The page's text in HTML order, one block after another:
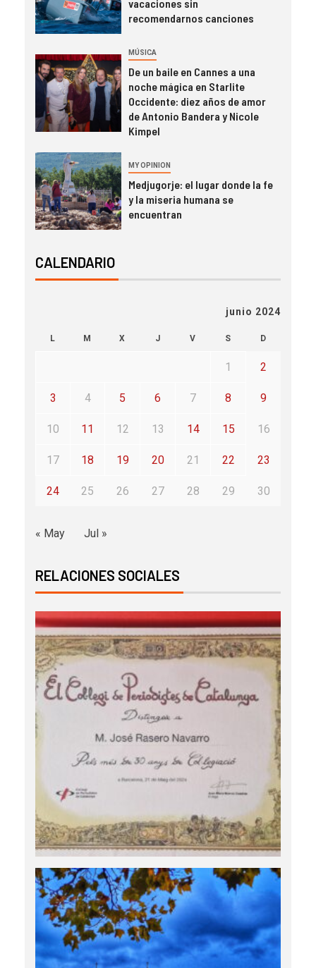
vacaciones sin
recomendarnos canciones
MÚSICA
De un baile en Cannes a una
noche mágica en Starlite
Occidente: diez años de amor
de Antonio Bandera y Nicole
Kimpel
MY OPINION
Medjugorje: el lugar donde la fe
y la miseria humana se
encuentran
CALENDARIO
junio 2024
L M X J V S D
1 2
3 4 5 6 7 8 9
10 11 12 13 14 15 16
17 18 19 20 21 22 23
24 25 26 27 28 29 30
« May Jul »
RELACIONES SOCIALES